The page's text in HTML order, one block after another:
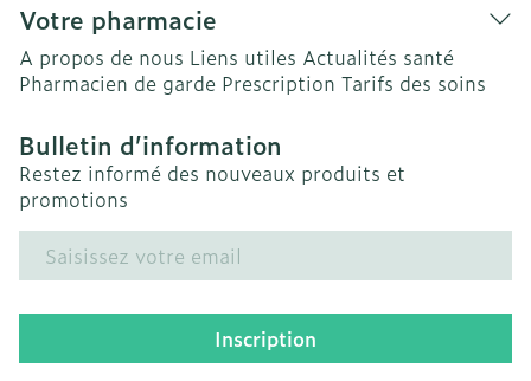
Votre pharmacie
A propos de nous Liens utiles Actualités santé
Pharmacien de garde Prescription Tarifs des soins
Bulletin d’information
Restez informé des nouveaux produits et
promotions
Adresse mail
Inscription